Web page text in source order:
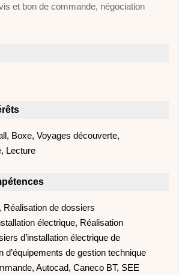
et bon de commande, négociation
Boxe, Voyages découverte,
Lecture
Réalisation de dossiers
électrique, Réalisation
d’installation électrique de
d’équipements de gestion technique
Autocad, Caneco BT, SEE